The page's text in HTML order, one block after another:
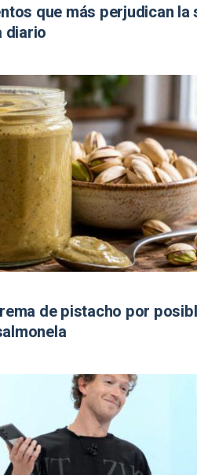
que más perjudican la
diario
de pistacho por